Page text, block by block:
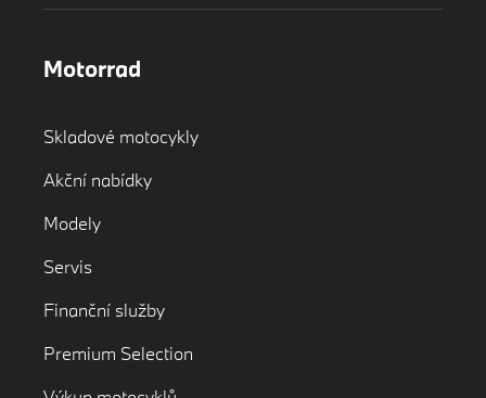
Motorrad
Skladové motocykly
Akční nabídky
Modely
Servis
Finanční služby
Premium Selection